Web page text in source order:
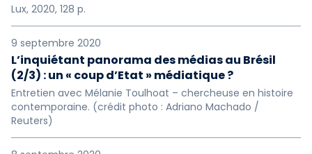
Lux, 2020, 128 p.
9 septembre 2020
L’inquiétant panorama des médias au Brésil
(2/3) : un « coup d’Etat » médiatique ?
Entretien avec Mélanie Toulhoat – chercheuse en histoire
contemporaine. (crédit photo : Adriano Machado /
Reuters)